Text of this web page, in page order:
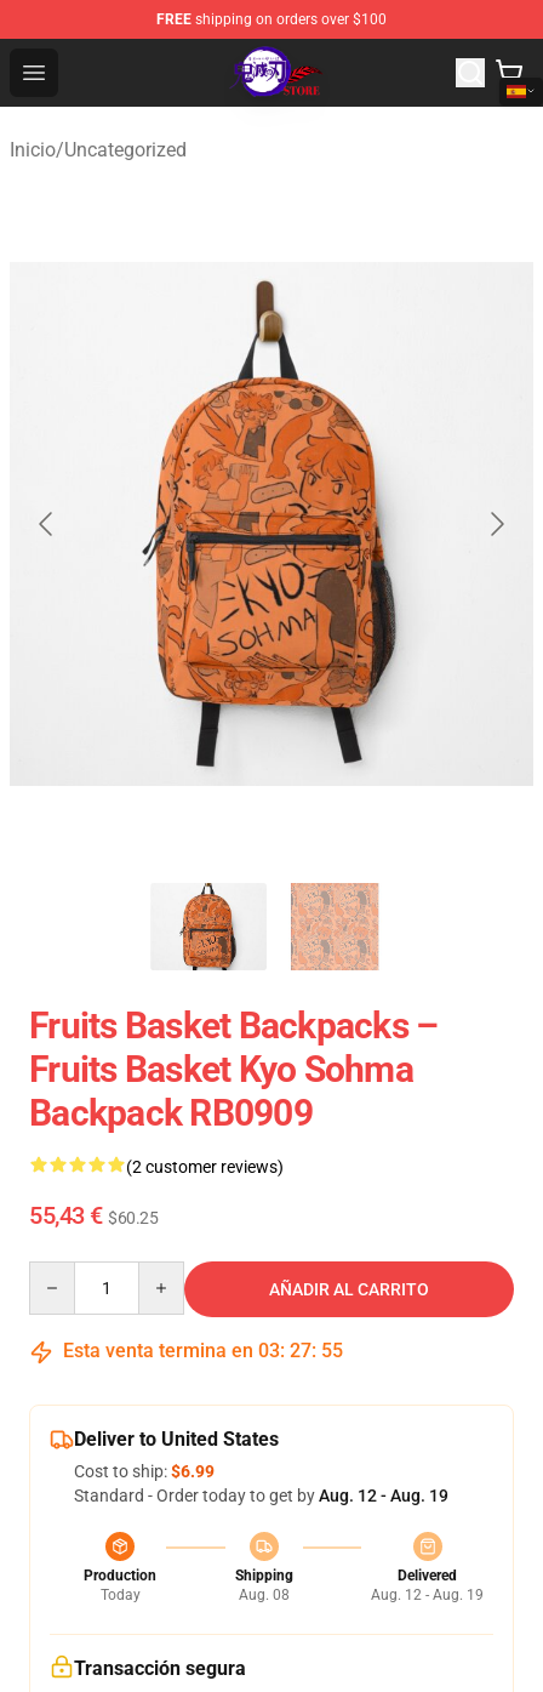
FREE shipping on orders over $100
Open menu
Kimetsu no Yaiba Store - Official Kimetsu no Yaiba
Inicio/Uncategorized
Fruits Basket Backpacks –
Fruits Basket Kyo Sohma
Backpack RB0909
(2 customer reviews)
55,43 € $60.25
AÑADIR AL CARRITO
Esta venta termina en 03: 27: 54
Deliver to United States
Cost to ship:$6.99
Standard - Order today to get byAug. 12 - Aug. 19
Production
Today
Shipping
Aug. 08
Delivered
Aug. 12 - Aug. 19
Transacción segura